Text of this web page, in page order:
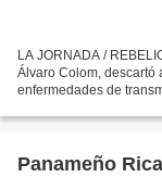
LA JORNADA /
Álvaro Colom, descartó
enfermedades de
Panameño